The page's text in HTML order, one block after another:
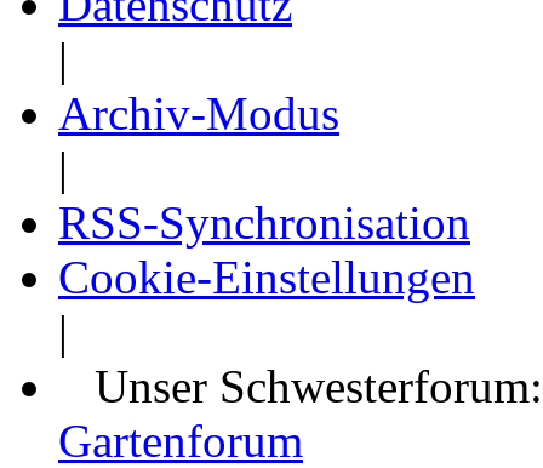
|
Archiv-Modus
|
RSS-Synchronisation
Cookie-Einstellungen
|
Unser
Gartenforum